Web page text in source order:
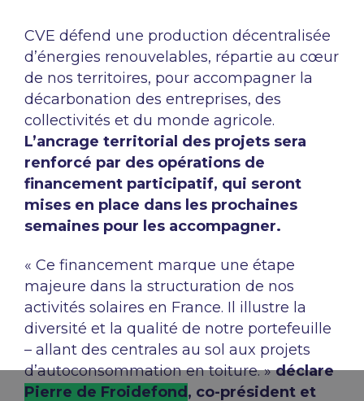
CVE défend une production décentralisée
d’énergies renouvelables, répartie au cœur
de nos territoires, pour accompagner la
décarbonation des entreprises, des
collectivités et du monde agricole.
L’ancrage territorial des projets sera
renforcé par des opérations de
financement participatif, qui seront
mises en place dans les prochaines
semaines pour les accompagner.
« Ce financement marque une étape
majeure dans la structuration de nos
activités solaires en France. Il illustre la
diversité et la qualité de notre portefeuille
– allant des centrales au sol aux projets
d’autoconsommation en toiture. »déclare
Pierre de Froidefond , co-président et